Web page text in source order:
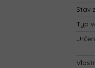
Stav
Typ